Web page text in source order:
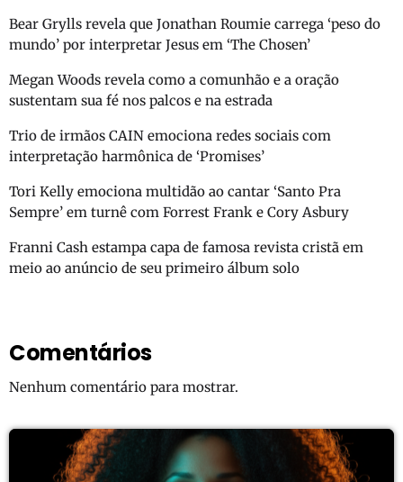
Bear Grylls revela que Jonathan Roumie carrega ‘peso do
mundo’ por interpretar Jesus em ‘The Chosen’
Megan Woods revela como a comunhão e a oração
sustentam sua fé nos palcos e na estrada
Trio de irmãos CAIN emociona redes sociais com
interpretação harmônica de ‘Promises’
Tori Kelly emociona multidão ao cantar ‘Santo Pra
Sempre’ em turnê com Forrest Frank e Cory Asbury
Franni Cash estampa capa de famosa revista cristã em
meio ao anúncio de seu primeiro álbum solo
Comentários
Nenhum comentário para mostrar.